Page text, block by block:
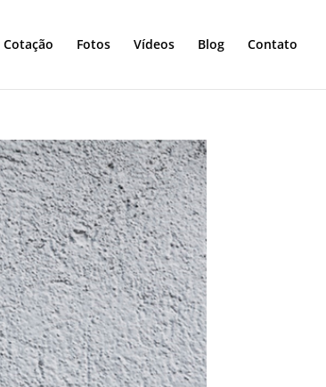
Cotação Fotos Vídeos Blog Contato